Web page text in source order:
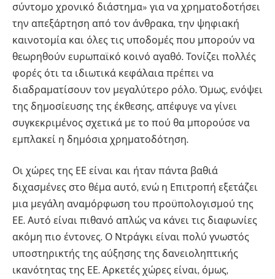
σύντομο χρονικό διάστημα» για να χρηματοδοτήσει
την απεξάρτηση από τον άνθρακα, την ψηφιακή
καινοτομία και όλες τις υποδομές που μπορούν να
θεωρηθούν ευρωπαϊκό κοινό αγαθό. Τονίζει πολλές
φορές ότι τα ιδιωτικά κεφάλαια πρέπει να
διαδραματίσουν τον μεγαλύτερο ρόλο. Όμως, ενόψει
της δημοσίευσης της έκθεσης, απέφυγε να γίνει
συγκεκριμένος σχετικά με το πού θα μπορούσε να
εμπλακεί η δημόσια χρηματοδότηση.
Οι χώρες της ΕΕ είναι και ήταν πάντα βαθιά
διχασμένες στο θέμα αυτό, ενώ η Επιτροπή εξετάζει
μια μεγάλη αναμόρφωση του προϋπολογισμού της
ΕΕ. Αυτό είναι πιθανό απλώς να κάνει τις διαφωνίες
ακόμη πιο έντονες. Ο Ντράγκι είναι πολύ γνωστός
υποστηρικτής της αύξησης της δανειοληπτικής
ικανότητας της ΕΕ. Αρκετές χώρες είναι, όμως,